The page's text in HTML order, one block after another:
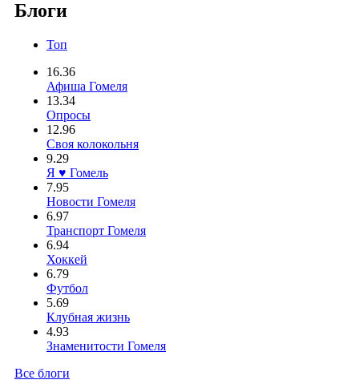
Блоги
Топ
16.36
Афиша Гомеля
13.34
Опросы
12.96
Своя колокольня
9.29
Я ♥ Гомель
7.95
Новости Гомеля
6.97
Транспорт Гомеля
6.94
Хоккей
6.79
Футбол
5.69
Клубная жизнь
4.93
Знаменитости Гомеля
Все блоги